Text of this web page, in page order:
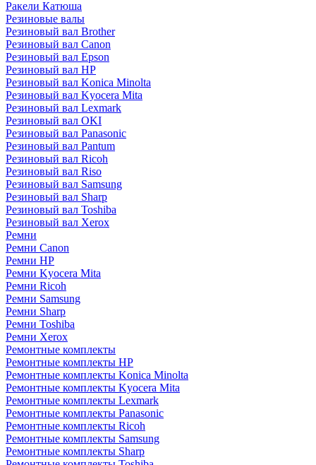
Ракели Катюша
Резиновые валы
Резиновый вал Brother
Резиновый вал Canon
Резиновый вал Epson
Резиновый вал HP
Резиновый вал Konica Minolta
Резиновый вал Kyocera Mita
Резиновый вал Lexmark
Резиновый вал OKI
Резиновый вал Panasonic
Резиновый вал Pantum
Резиновый вал Ricoh
Резиновый вал Riso
Резиновый вал Samsung
Резиновый вал Sharp
Резиновый вал Toshiba
Резиновый вал Xerox
Ремни
Ремни Canon
Ремни HP
Ремни Kyocera Mita
Ремни Ricoh
Ремни Samsung
Ремни Sharp
Ремни Toshiba
Ремни Xerox
Ремонтные комплекты
Ремонтные комплекты HP
Ремонтные комплекты Konica Minolta
Ремонтные комплекты Kyocera Mita
Ремонтные комплекты Lexmark
Ремонтные комплекты Panasonic
Ремонтные комплекты Ricoh
Ремонтные комплекты Samsung
Ремонтные комплекты Sharp